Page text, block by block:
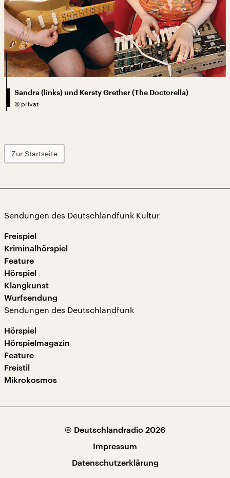
Sandra (links) und Kersty Grether (The Doctorella)
© privat
Zur Startseite
Sendungen des Deutschlandfunk Kultur
Freispiel
Kriminalhörspiel
Feature
Hörspiel
Klangkunst
Wurfsendung
Sendungen des Deutschlandfunk
Hörspiel
Hörspielmagazin
Feature
Freistil
Mikrokosmos
© Deutschlandradio 2026
Impressum
Datenschutzerklärung